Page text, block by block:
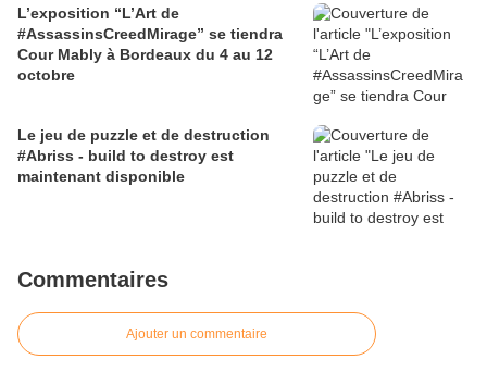
L’exposition “L’Art de
#AssassinsCreedMirage” se tiendra
Cour Mably à Bordeaux du 4 au 12
octobre
Le jeu de puzzle et de destruction
#Abriss - build to destroy est
maintenant disponible
Commentaires
Ajouter un commentaire